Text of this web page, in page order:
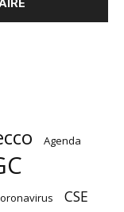
Agenda
CSE